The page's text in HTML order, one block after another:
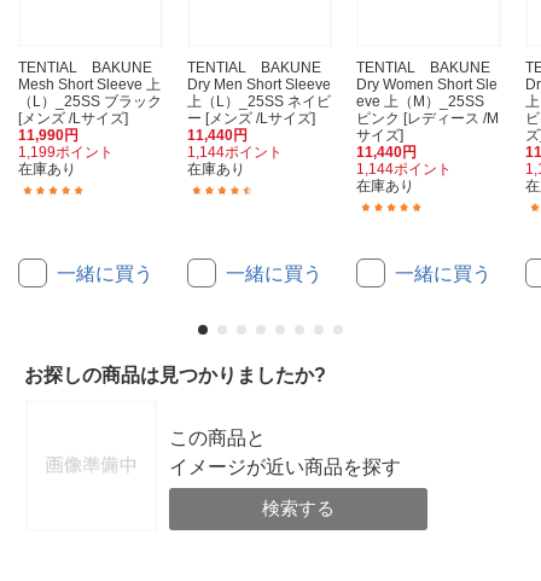
TENTIAL BAKUNE
Mesh Short Sleeve 上
（L）_25SS ブラック
[メンズ /Lサイズ]
11,990円
1,199ポイント
在庫あり
一緒に買う
TENTIAL BAKUNE
Dry Men Short Sleeve
上（L）_25SS ネイビ
ー [メンズ /Lサイズ]
11,440円
1,144ポイント
在庫あり
一緒に買う
TENTIAL BAKUNE
Dry Women Short Sle
eve 上（M）_25SS
ピンク [レディース /M
サイズ]
11,440円
1,144ポイント
在庫あり
一緒に買う
お探しの商品は見つかりましたか?
この商品と
イメージが近い商品を探す
検索する